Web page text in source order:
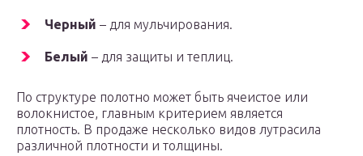
Черный – для мульчирования.
Белый – для защиты и теплиц.
По структуре полотно может быть ячеистое или
волокнистое, главным критерием является
плотность. В продаже несколько видов лутрасила
различной плотности и толщины.